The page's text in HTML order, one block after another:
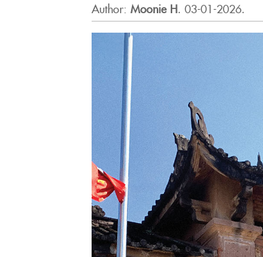
Author: Moonie H. 03-01-2026.